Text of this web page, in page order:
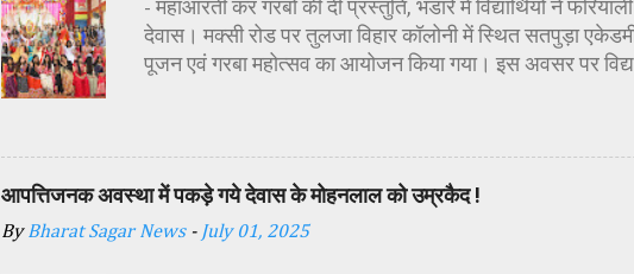
- महाआरती कर गरबों की दी प्रस्तुति, भंडारे में विद्यार्थियों ने
देवास। मक्सी रोड पर तुलजा विहार कॉलोनी में स्थित सतपुड़ा
पूजन एवं गरबा महोत्सव का आयोजन किया गया। इस अवसर पर
अतिथि शासकीय पॉलिटेक्निक कॉलेज प्राचार्य डा. सोनल भाटी, वैभव
प्रबंधक स्वीटी यादव, महिला बाल विकास विभाग पर्यवेक्षक कविता
विधि-विधानपूर्वक पूजन-अर्चन किया। पं. मयंक द्विवेदी के आचार्यत्व
कन्याओं का विधिविधान पूर्वक पूजन-अर्चन किया गया। कार्यक्रम में
आपत्तिजनक अवस्था में पकड़े गये देवास के मोहनलाल को उम्रकैद !
ByBharat Sagar News - July 01, 2025